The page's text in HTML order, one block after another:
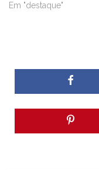
Em "destaque"